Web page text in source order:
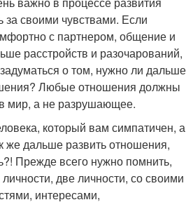
своими чувствами. Если
с партнером, общение и
расстройств и разочарований,
о том, нужно ли дальше
Любые отношения должны
мир, а не разрушающее.
который вам симпатичен, а
же дальше развить отношения,
Прежде всего нужно помнить,
две личности, со своими
интересами,